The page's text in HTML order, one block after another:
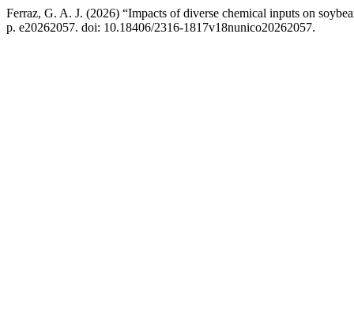
Ferraz, G. A. J. (2026) “Impacts of diverse chemical inputs on
p. e20262057. doi: 10.18406/2316-1817v18nunico20262057.